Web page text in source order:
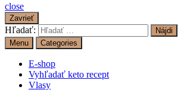
close
Zavrieť
Hľadať:
Menu Categories
E-shop
Vyhľadať keto recept
Vlasy